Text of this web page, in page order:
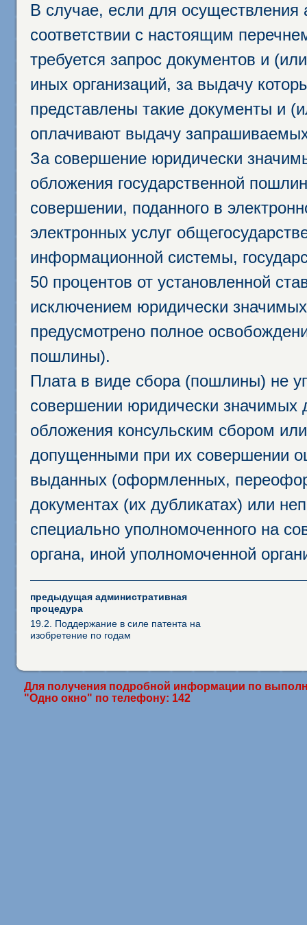
В случае, если для осуществления
соответствии с настоящим
требуется запрос документов и
иных организаций, за выдачу
представлены такие документы и
оплачивают выдачу
За совершение юридически
обложения государственной
совершении, поданного в
электронных услуг
информационной системы,
50 процентов от установленной
исключением юридически
предусмотрено полное
пошлины).
Плата в виде сбора (пошлины) не
совершении юридически
обложения консульским сбором
допущенными при их совершении
выданных (оформленных,
документах (их дубликатах) или
специально уполномоченного на
органа, иной уполномоченной
предыдущая административная
процедура
19.2. Поддержание в силе патента на
изобретение по годам
Для получения подробной информации по
"Одно окно" по телефону: 142